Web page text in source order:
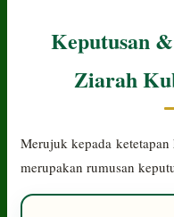
Keputusan
Ziarah
Merujuk kepada
merupakan rumusan